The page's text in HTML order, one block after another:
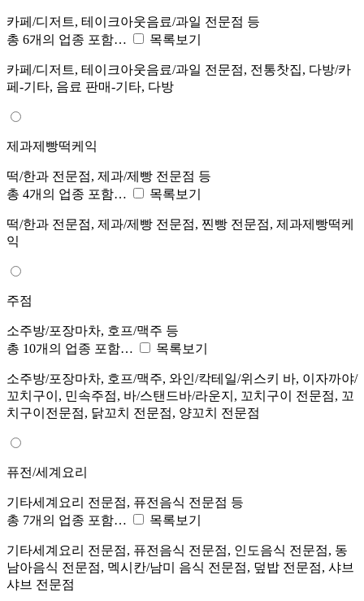
카페/디저트, 테이크아웃음료/과일 전문점 등
총 6개의 업종 포함…
목록보기
카페/디저트, 테이크아웃음료/과일 전문점, 전통찻집, 다방/카
페-기타, 음료 판매-기타, 다방
제과제빵떡케익
떡/한과 전문점, 제과/제빵 전문점 등
총 4개의 업종 포함…
목록보기
떡/한과 전문점, 제과/제빵 전문점, 찐빵 전문점, 제과제빵떡케
익
주점
소주방/포장마차, 호프/맥주 등
총 10개의 업종 포함…
목록보기
소주방/포장마차, 호프/맥주, 와인/칵테일/위스키 바, 이자까야/
꼬치구이, 민속주점, 바/스탠드바/라운지, 꼬치구이 전문점, 꼬
치구이전문점, 닭꼬치 전문점, 양꼬치 전문점
퓨전/세계요리
기타세계요리 전문점, 퓨전음식 전문점 등
총 7개의 업종 포함…
목록보기
기타세계요리 전문점, 퓨전음식 전문점, 인도음식 전문점, 동
남아음식 전문점, 멕시칸/남미 음식 전문점, 덮밥 전문점, 샤브
샤브 전문점